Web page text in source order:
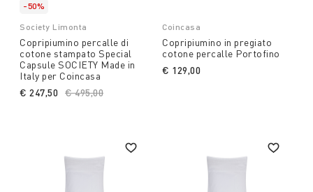
-50%
Society Limonta
Copripiumino percalle di
cotone stampato Special
Capsule SOCIETY Made in
Italy per Coincasa
Price reduced from
€ 495,00
€ 247,50
Coincasa
Copripiumino in pregiato
cotone percalle Portofino
€ 129,00